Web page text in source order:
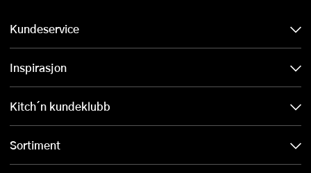
Kundeservice
Inspirasjon
Kitch´n kundeklubb
Sortiment